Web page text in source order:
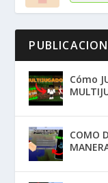
Cómo
COMO